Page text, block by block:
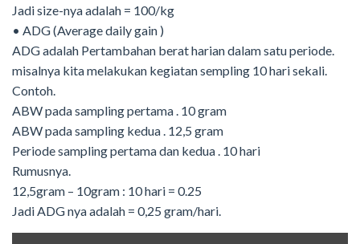
Jadi size-nya adalah = 100/kg
• ADG (Average daily gain )
ADG adalah Pertambahan berat harian dalam satu periode.
misalnya kita melakukan kegiatan sempling 10 hari sekali.
Contoh.
ABW pada sampling pertama . 10 gram
ABW pada sampling kedua . 12,5 gram
Periode sampling pertama dan kedua . 10 hari
Rumusnya.
12,5gram – 10gram : 10 hari = 0.25
Jadi ADG nya adalah = 0,25 gram/hari.